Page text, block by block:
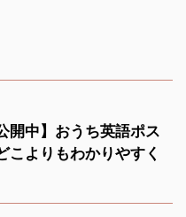
開中】おうち英語ポス
こよりもわかりやすく